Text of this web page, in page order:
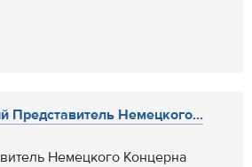
Представитель Немецкого...
Немецкого Концерна